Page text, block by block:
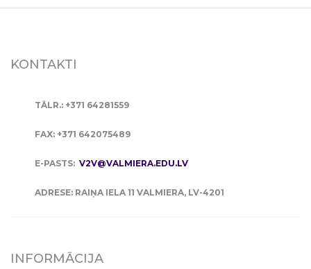
KONTAKTI
TĀLR.: +371 64281559
FAX: +371 642075489
E-PASTS: V2V@VALMIERA.EDU.LV
ADRESE: RAIŅA IELA 11 VALMIERA, LV-4201
INFORMĀCIJA